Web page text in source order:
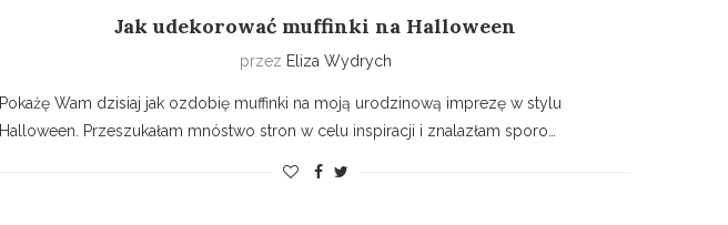
Jak udekorować muffinki na Halloween
przez Eliza Wydrych
Pokażę Wam dzisiaj jak ozdobię muffinki na moją urodzinową imprezę w stylu
Halloween. Przeszukałam mnóstwo stron w celu inspiracji i znalazłam sporo…